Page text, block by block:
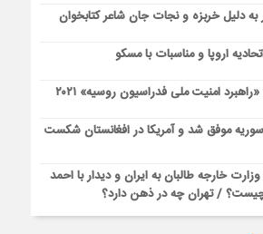
به دلیل خربزه و نجات جان شاعر کتابخوان
اروپا و مناسبات با مسکو
امنیت ملی فدراسیون روسیه» ۲۰۲۱
موفق شد و آمریکا در افغانستان شکست
خارجه طالبان به ایران و دیدار با احمد
چیست؟ / تهران چه در ذهن دارد؟